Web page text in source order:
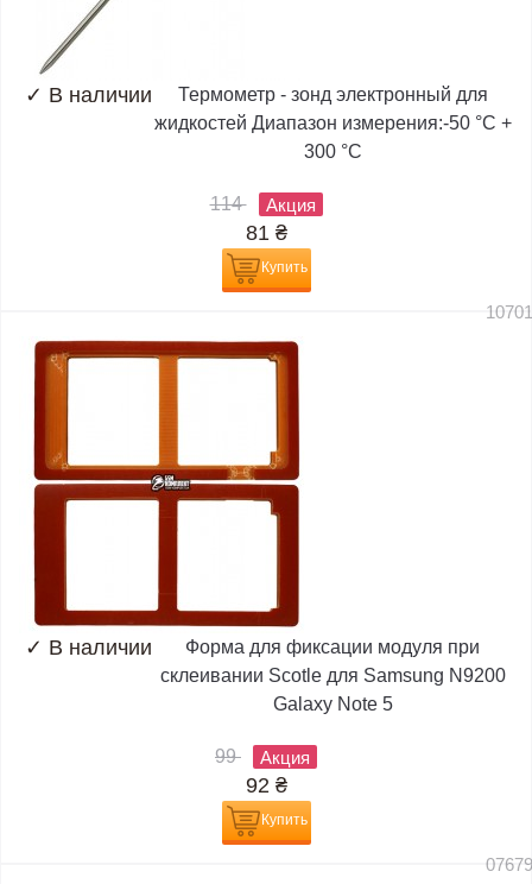
✓ В наличии
Термометр - зонд электронный для
жидкостей Диапазон измерения:-50 °C +
300 °C
114 Акция
81 ₴
Купить
✓ В наличии
Форма для фиксации модуля при
склеивании Scotle для Samsung N9200
Galaxy Note 5
99 Акция
92 ₴
Купить